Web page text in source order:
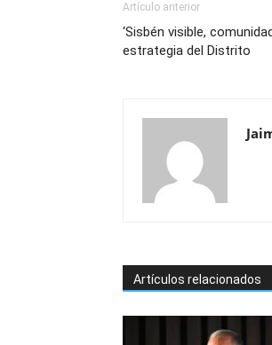
Artículo anterior
‘Sisbén visible,
estrategia del Distrito
Artículos relacionados